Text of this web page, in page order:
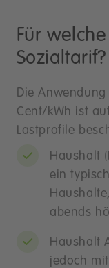
Für
Sozialtarif?
Die
Cent/kWh ist
Lastprofile
Haushalt
ein
abends
Haushalt
jedoch